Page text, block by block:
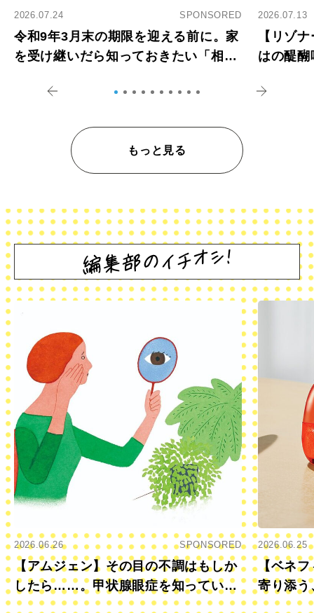
2026.07.24 SPONSORED
令和9年3月末の期限を迎える前に。家
を受け継いだら知っておきたい「相続
2026.07.13
【リゾ
はの醍
もっと見る
2026.06.26 SPONSORED
【アムジェン】その目の不調はもしか
したら……。甲状腺眼症を知っていま
すか？
2026.06.25
【ベネフ
寄り添う
きに